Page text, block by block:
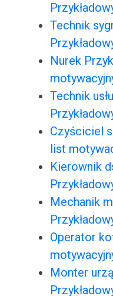
Technik
Nurek
Technik
Czyściciel
list
Kierownik
Mechanik
Operator
Monter